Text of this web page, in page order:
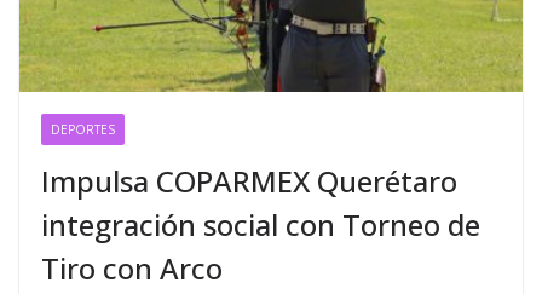
DEPORTES
Impulsa COPARMEX Querétaro
integración social con Torneo de
Tiro con Arco